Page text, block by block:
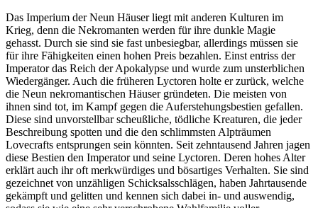
Das Imperium der Neun Häuser liegt mit anderen Kulturen im
Krieg, denn die Nekromanten werden für ihre dunkle Magie
gehasst. Durch sie sind sie fast unbesiegbar, allerdings müssen sie
für ihre Fähigkeiten einen hohen Preis bezahlen. Einst entriss der
Imperator das Reich der Apokalypse und wurde zum unsterblichen
Wiedergänger. Auch die früheren Lyctoren holte er zurück, welche
die Neun nekromantischen Häuser gründeten. Die meisten von
ihnen sind tot, im Kampf gegen die Auferstehungsbestien gefallen.
Diese sind unvorstellbar scheußliche, tödliche Kreaturen, die jeder
Beschreibung spotten und die den schlimmsten Alpträumen
Lovecrafts entsprungen sein könnten. Seit zehntausend Jahren jagen
diese Bestien den Imperator und seine Lyctoren. Deren hohes Alter
erklärt auch ihr oft merkwürdiges und bösartiges Verhalten. Sie sind
gezeichnet von unzähligen Schicksalsschlägen, haben Jahrtausende
gekämpft und gelitten und kennen sich dabei in- und auswendig,